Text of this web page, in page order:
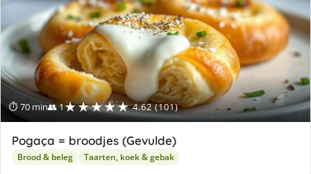
⏱ 70 min👥 1★★★★★ 4.62 (101)
Pogaça = broodjes (Gevulde)
Brood & beleg Taarten, koek & gebak